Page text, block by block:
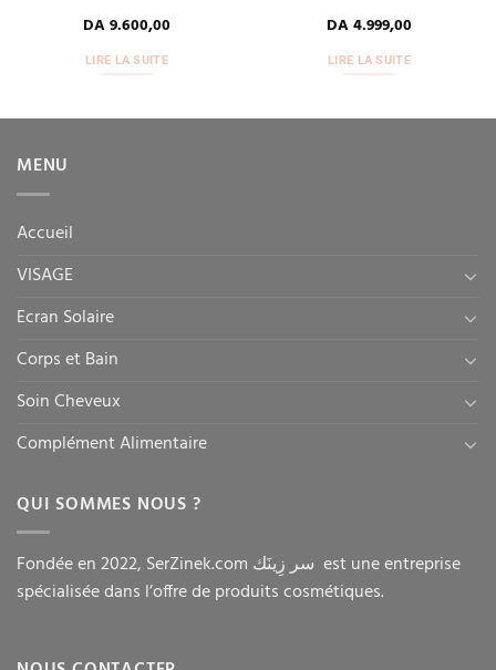
DA9.600,00
LIRE LA SUITE
DA4.999,00
LIRE LA SUITE
MENU
Accueil
VISAGE
Ecran Solaire
Corps et Bain
Soin Cheveux
Complément Alimentaire
QUI SOMMES NOUS ?
Fondée en 2022, SerZinek.com سر زِينَك est une entreprise
spécialisée dans l’offre de produits cosmétiques.